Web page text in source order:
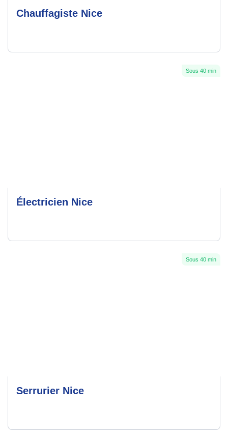
Chauffagiste Nice
Sous 40 min
Électricien Nice
Sous 40 min
Serrurier Nice